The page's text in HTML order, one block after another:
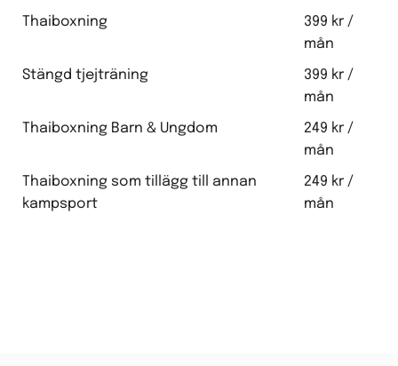
Thaiboxning
399 kr /
mån
Stängd tjejträning
399 kr /
mån
Thaiboxning Barn & Ungdom
249 kr /
mån
Thaiboxning som tillägg till annan
kampsport
249 kr /
mån